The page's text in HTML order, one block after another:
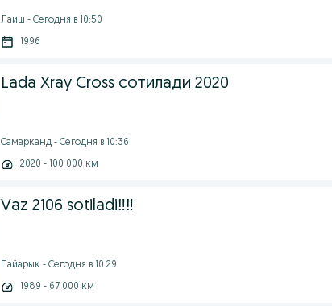
Лаиш - Сегодня в 10:50
1996
Lada Xray Cross сотилади 2020
Самарканд - Сегодня в 10:36
2020 - 100 000 км
Vaz 2106 sotiladi‼️‼️
Пайарык - Сегодня в 10:29
1989 - 67 000 км